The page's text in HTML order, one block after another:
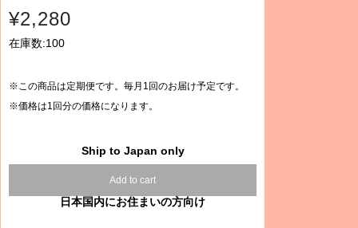
¥2,280
在庫数:100
※この商品は定期便です。毎月1回のお届け予定です。
※価格は1回分の価格になります。
Ship to Japan only
Add to cart
日本国内にお住まいの方向け